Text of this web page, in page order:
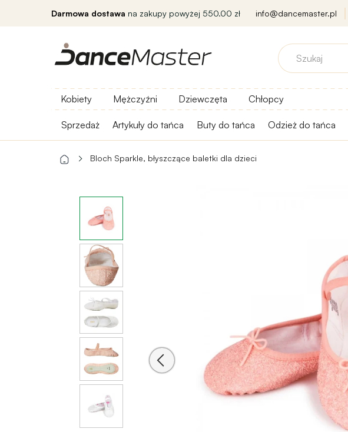
Darmowa dostawa na zakupy powyżej 550.00 zł info@dancemaster.pl
Kobiety Mężczyźni Dziewczęta Chłopcy
Sprzedaż Artykuły do ​​tańca Buty do tańca Odzież do tańca
Bloch Sparkle, błyszczące baletki dla dzieci